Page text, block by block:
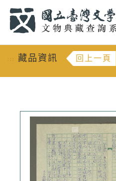
::: 藏品資訊 回上一頁